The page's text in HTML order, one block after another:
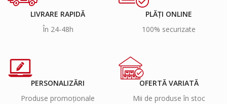
LIVRARE RAPIDĂ
În 24-48h
PLĂȚI ONLINE
100% securizate
PERSONALIZĂRI
Produse promoționale
OFERTĂ VARIATĂ
Mii de produse în stoc